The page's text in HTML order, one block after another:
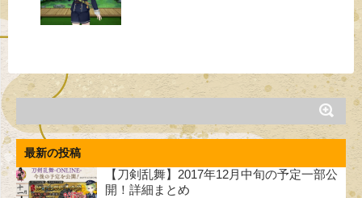
最新の投稿
【刀剣乱舞】2017年12月中旬の予定一部公
開！詳細まとめ